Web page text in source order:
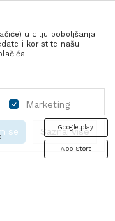
Google play
App Store
Ulje i tečnosti
u cilju poboljšanja
i koristite našu
Marketing
Saznaj više
se